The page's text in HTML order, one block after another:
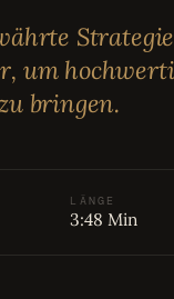
um
bringen.
LÄNGE
3:48 Min